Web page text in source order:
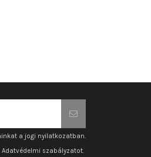
a jogi nyilatkozatban.
szabályzatot.